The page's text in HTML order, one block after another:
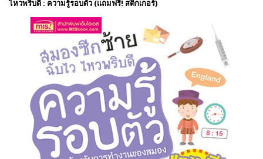
ไหวพริบดี : ความรู้รอบตัว (แถมฟรี! สติกเกอร์)